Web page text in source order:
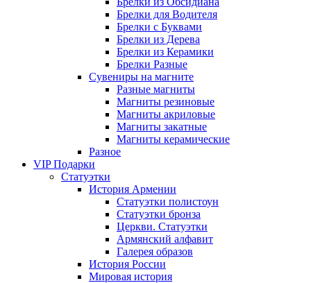
Брелки для Водителя
Брелки с Буквами
Брелки из Дерева
Брелки из Керамики
Брелки Разные
Сувениры на магните
Разные магниты
Магниты резиновые
Магниты акриловые
Магниты закатные
Магниты керамические
Разное
VIP Подарки
Статуэтки
История Армении
Статуэтки полистоун
Статуэтки бронза
Церкви. Статуэтки
Армянский алфавит
Галерея образов
История России
Мировая история